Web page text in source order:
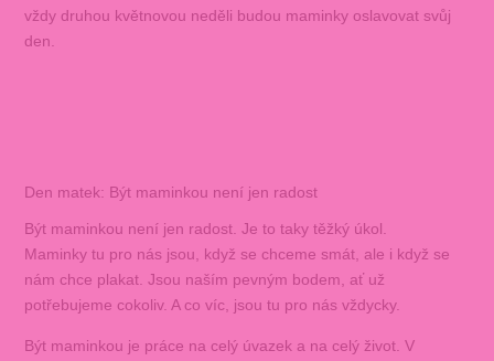
vždy druhou květnovou neděli budou maminky oslavovat svůj
den.
Den matek: Být maminkou není jen radost
Být maminkou není jen radost. Je to taky těžký úkol.
Maminky tu pro nás jsou, když se chceme smát, ale i když se
nám chce plakat. Jsou naším pevným bodem, ať už
potřebujeme cokoliv. A co víc, jsou tu pro nás vždycky.
Být maminkou je práce na celý úvazek a na celý život. V